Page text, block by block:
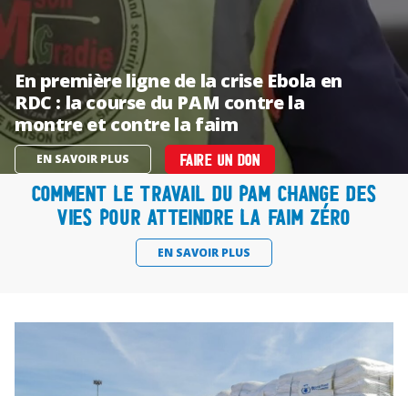
En première ligne de la crise Ebola en
RDC : la course du PAM contre la
montre et contre la faim
EN SAVOIR PLUS FAIRE UN DON
Comment le travail du PAM change des
vies pour atteindre la faim zéro
EN SAVOIR PLUS